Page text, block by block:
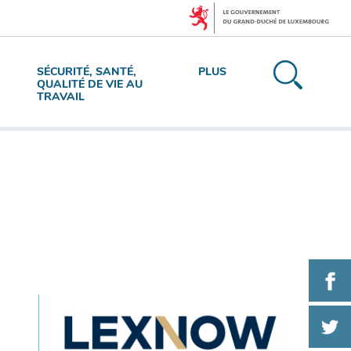
SÉCURITÉ, SANTÉ,
QUALITÉ DE VIE AU
TRAVAIL
PLUS